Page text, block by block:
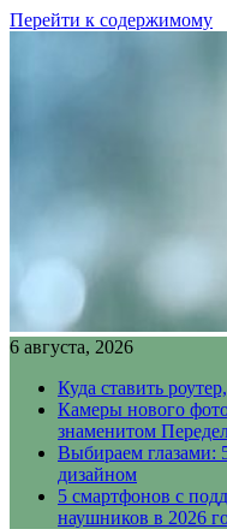
Перейти к содержимому
6 августа, 2026
Куда ставить
Камеры нового
знаменитом
Выбираем глазами:
дизайном
5 смартфонов с
наушников в 2026